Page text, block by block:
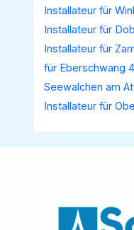
Installateur für
Installateur für
Installateur für
für Eberschwang
Seewalchen am
Installateur für